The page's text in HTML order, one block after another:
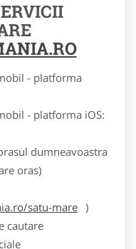
- platforma
- platforma iOS:
dumneavoastra
oras)
satu-mare )
cautare